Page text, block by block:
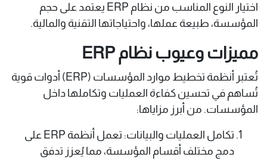
اختيار النوع المناسب من نظام ERP يعتمد على حجم
المؤسسة، طبيعة عملها، واحتياجاتها التقنية والمالية.​
مميزات وعيوب نظام ERP
​تُعتبر أنظمة تخطيط موارد المؤسسات (ERP) أدوات قوية
تُساهم في تحسين كفاءة العمليات وتكاملها داخل
المؤسسات. من أبرز مزاياها:​
تكامل العمليات والبيانات: تعمل أنظمة ERP على
دمج مختلف أقسام المؤسسة، مما يُعزز تدفق